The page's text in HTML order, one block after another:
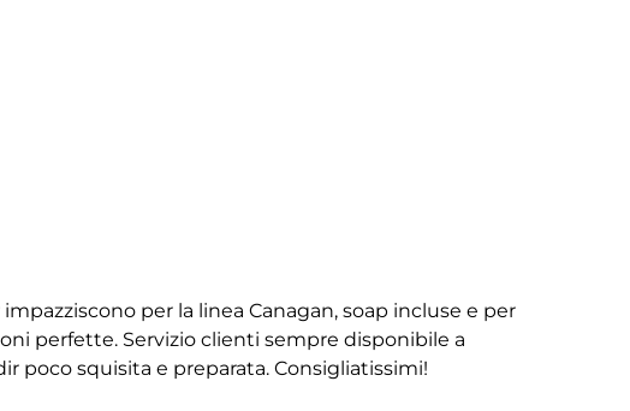
per la linea Canagan, soap incluse e per
perfette. Servizio clienti sempre disponibile a
poco squisita e preparata. Consigliatissimi!